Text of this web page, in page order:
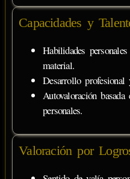
Capacidades y
Habilidades
material.
Desarrollo
Autovaloración
personales.
Valoración por